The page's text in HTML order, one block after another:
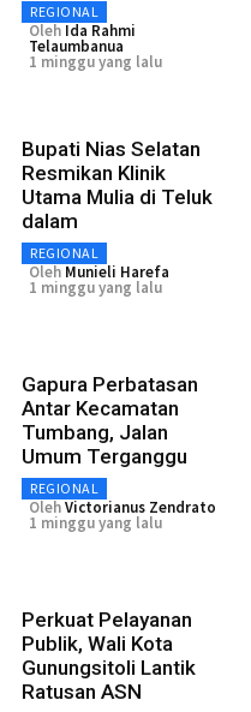
REGIONAL
Oleh Ida Rahmi
Telaumbanua
1 minggu yang lalu
Bupati Nias Selatan
Resmikan Klinik
Utama Mulia di Teluk
dalam
REGIONAL
Oleh Munieli Harefa
1 minggu yang lalu
Gapura Perbatasan
Antar Kecamatan
Tumbang, Jalan
Umum Terganggu
REGIONAL
OlehVictorianus Zendrato
1 minggu yang lalu
Perkuat Pelayanan
Publik, Wali Kota
Gunungsitoli Lantik
Ratusan ASN